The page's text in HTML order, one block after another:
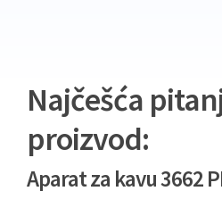
Najčešća
proizvod:
Aparat za kavu 3662